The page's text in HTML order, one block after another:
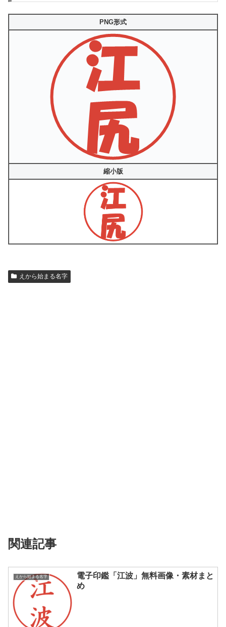
PNG形式
縮小版
えから始まる名字
関連記事
えから始まる名字
電子印鑑「江波」無料画像・素材まと
め